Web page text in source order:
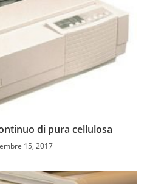
di pura cellulosa
15, 2017